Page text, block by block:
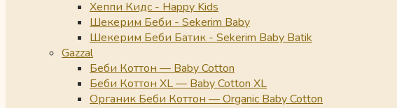
Хеппи Кидс - Happy Kids
Шекерим Беби - Sekerim Baby
Шекерим Беби Батик - Sekerim Baby Batik
Gazzal
Беби Коттон — Baby Cotton
Беби Коттон XL — Baby Cotton XL
Органик Беби Коттон — Organic Baby Cotton